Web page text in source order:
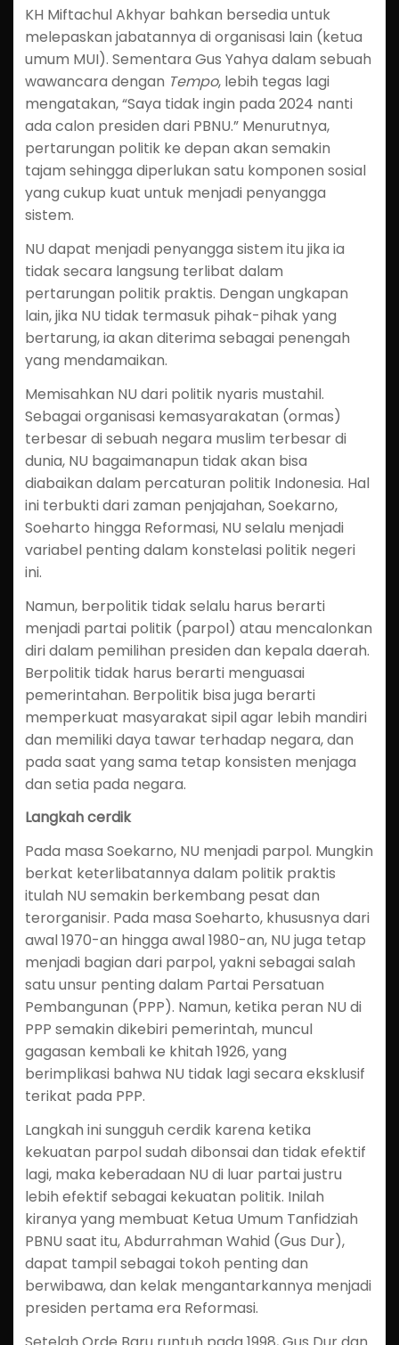
KH Miftachul Akhyar bahkan bersedia untuk
melepaskan jabatannya di organisasi lain (ketua
umum MUI). Sementara Gus Yahya dalam sebuah
wawancara dengan Tempo, lebih tegas lagi
mengatakan, “Saya tidak ingin pada 2024 nanti
ada calon presiden dari PBNU.” Menurutnya,
pertarungan politik ke depan akan semakin
tajam sehingga diperlukan satu komponen sosial
yang cukup kuat untuk menjadi penyangga
sistem.
NU dapat menjadi penyangga sistem itu jika ia
tidak secara langsung terlibat dalam
pertarungan politik praktis. Dengan ungkapan
lain, jika NU tidak termasuk pihak-pihak yang
bertarung, ia akan diterima sebagai penengah
yang mendamaikan.
Memisahkan NU dari politik nyaris mustahil.
Sebagai organisasi kemasyarakatan (ormas)
terbesar di sebuah negara muslim terbesar di
dunia, NU bagaimanapun tidak akan bisa
diabaikan dalam percaturan politik Indonesia. Hal
ini terbukti dari zaman penjajahan, Soekarno,
Soeharto hingga Reformasi, NU selalu menjadi
variabel penting dalam konstelasi politik negeri
ini.
Namun, berpolitik tidak selalu harus berarti
menjadi partai politik (parpol) atau mencalonkan
diri dalam pemilihan presiden dan kepala daerah.
Berpolitik tidak harus berarti menguasai
pemerintahan. Berpolitik bisa juga berarti
memperkuat masyarakat sipil agar lebih mandiri
dan memiliki daya tawar terhadap negara, dan
pada saat yang sama tetap konsisten menjaga
dan setia pada negara.
Langkah cerdik
Pada masa Soekarno, NU menjadi parpol. Mungkin
berkat keterlibatannya dalam politik praktis
itulah NU semakin berkembang pesat dan
terorganisir. Pada masa Soeharto, khususnya dari
awal 1970-an hingga awal 1980-an, NU juga tetap
menjadi bagian dari parpol, yakni sebagai salah
satu unsur penting dalam Partai Persatuan
Pembangunan (PPP). Namun, ketika peran NU di
PPP semakin dikebiri pemerintah, muncul
gagasan kembali ke khitah 1926, yang
berimplikasi bahwa NU tidak lagi secara eksklusif
terikat pada PPP.
Langkah ini sungguh cerdik karena ketika
kekuatan parpol sudah dibonsai dan tidak efektif
lagi, maka keberadaan NU di luar partai justru
lebih efektif sebagai kekuatan politik. Inilah
kiranya yang membuat Ketua Umum Tanfidziah
PBNU saat itu, Abdurrahman Wahid (Gus Dur),
dapat tampil sebagai tokoh penting dan
berwibawa, dan kelak mengantarkannya menjadi
presiden pertama era Reformasi.